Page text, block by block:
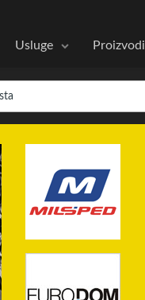
Usluge Proizvodi